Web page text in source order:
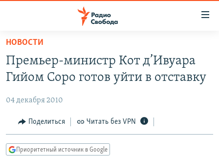
упрощенного
доступа
Вернуться
основному
Вернутся
главной
ПОДКАСТЫ
АВТОРСКИЕ ПРОЕКТЫ
ЦИТАТЫ СВОБОДЫ
МНЕНИЯ
НОВОСТИ
Премьер-министр Кот д’Ивуара
Гийом Соро готов уйти в отставку
04 декабря 2010
Поделиться Читать без VPN
Приоритетный источник в Google